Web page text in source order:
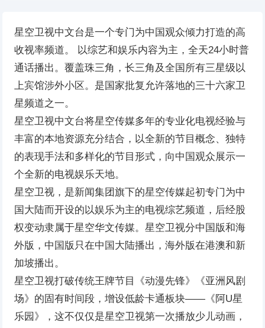
星空卫视中文台是一个专门为中国观众倾力打造的高
收视率频道。 以综艺和娱乐内容为主，全天24小时普
通话播出。覆盖珠三角，长三角及全国所有三星级以
上宾馆涉外小区。是国家批复允许落地的三十六家卫
星频道之一。
星空卫视中文台将星空传媒多年的专业化电视经验与
丰富的本地资源充分结合，以全新的节目概念、独特
的表现手法和多样化的节目形式，向中国观众展示一
个全新的电视娱乐天地。
星空卫视，是新闻集团旗下的星空传媒起初专门为中
国大陆而开设的以娱乐为主的电视综艺频道，后经股
权变动隶属于星空华文传媒。星空卫视分中国版和海
外版，中国版只在中国大陆播出，海外版在港澳和新
加坡播出。
星空卫视打破传统王牌节目《动漫先锋》《亚洲风剧
场》的固有时间段，增设低龄卡通板块——《阿U星
乐园》，这不仅仅是星空卫视第一次播放少儿动画，